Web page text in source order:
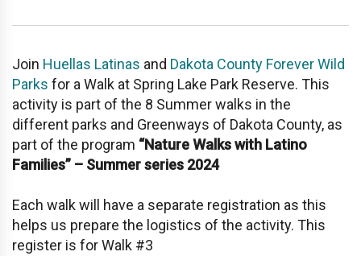
Join Huellas Latinas and Dakota County Forever Wild
Parks for a Walk at Spring Lake Park Reserve. This
activity is part of the 8 Summer walks in the
different parks and Greenways of Dakota County, as
part of the program “Nature Walks with Latino
Families” – Summer series 2024
Each walk will have a separate registration as this
helps us prepare the logistics of the activity. This
register is for Walk #3